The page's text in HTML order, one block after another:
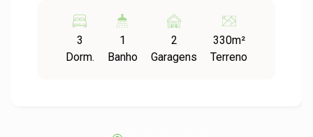
ideal para momentos ao ar livre. A área da
churrasqueira na garagem coberta é o espaço
ideal para reunir a família. Venha conhecer!
3
Dorm.
1
Banho
2
Garagens
330m²
Terreno